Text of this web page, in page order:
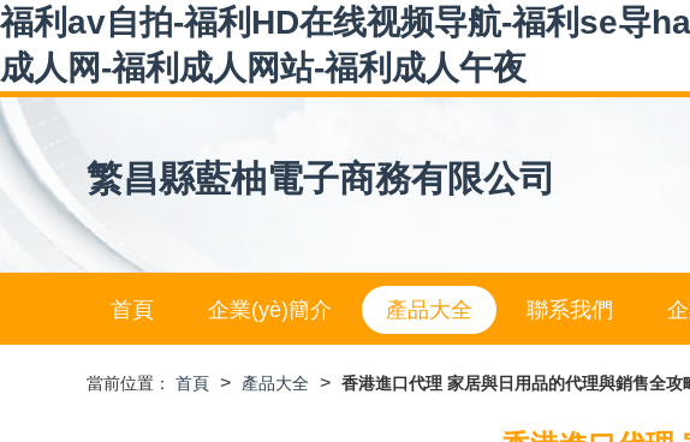
福利av自拍-福利HD在线视频导航-福利se导
成人网-福利成人网站-福利成人午夜
繁昌縣藍柚電子商務有限公司
首頁 企業(yè)簡介 產品大全 聯系我們
當前位置： 首頁 > 產品大全 > 香港進口代理 家居與日用品的代理與銷售全攻